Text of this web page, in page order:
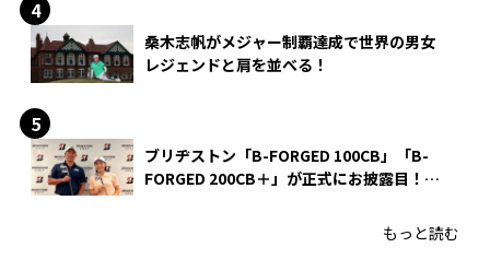
桑木志帆がメジャー制覇達成で世界の男女
レジェンドと肩を並べる！
ブリヂストン「B-FORGED 100CB」「B-
FORGED 200CB＋」が正式にお披露目！
もっと読む